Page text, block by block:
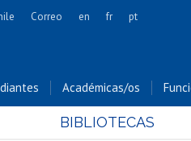
Cs. Forestales y Conservación
Cs. Sociales
Correo en fr pt
Académicas/os
BIBLIOTECAS